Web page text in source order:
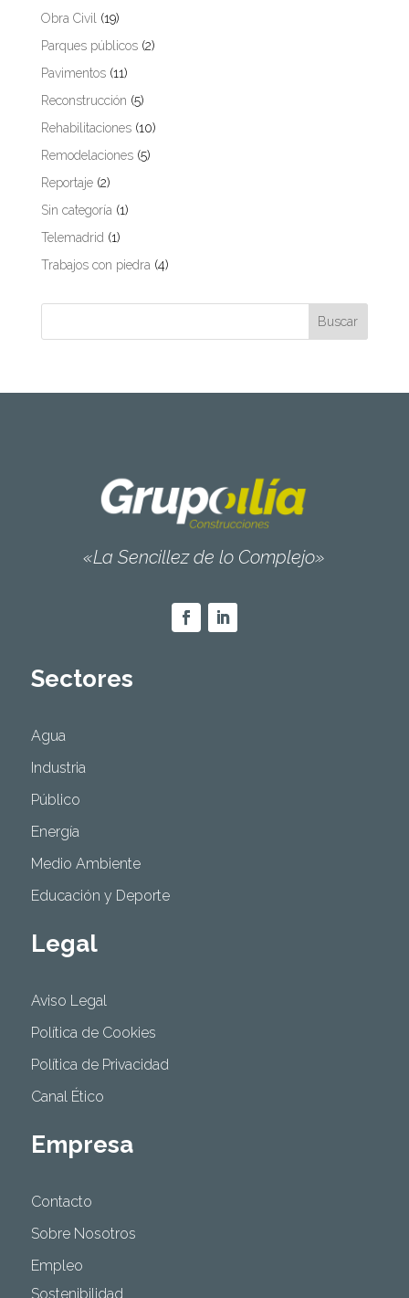
Obra Civil(19)
Parques públicos(2)
Pavimentos(11)
Reconstrucción (5)
Rehabilitaciones(10)
Remodelaciones(5)
Reportaje(2)
Sin categoría(1)
Telemadrid (1)
Trabajos con piedra(4)
«La Sencillez de lo Complejo»
Sectores
Agua
Industria
Público
Energía
Medio Ambiente
Educación y Deporte
Legal
Aviso Legal
Política de Cookies
Política de Privacidad
Canal Ético
Empresa
Contacto
Sobre Nosotros
Empleo
Sostenibilidad